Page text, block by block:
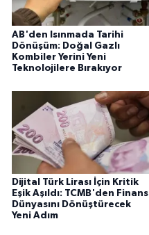
AB'den Isınmada Tarihi
Dönüşüm: Doğal Gazlı
Kombiler Yerini Yeni
Teknolojilere Bırakıyor
Dijital Türk Lirası İçin Kritik
Eşik Aşıldı: TCMB'den Finans
Dünyasını Dönüştürecek
Yeni Adım